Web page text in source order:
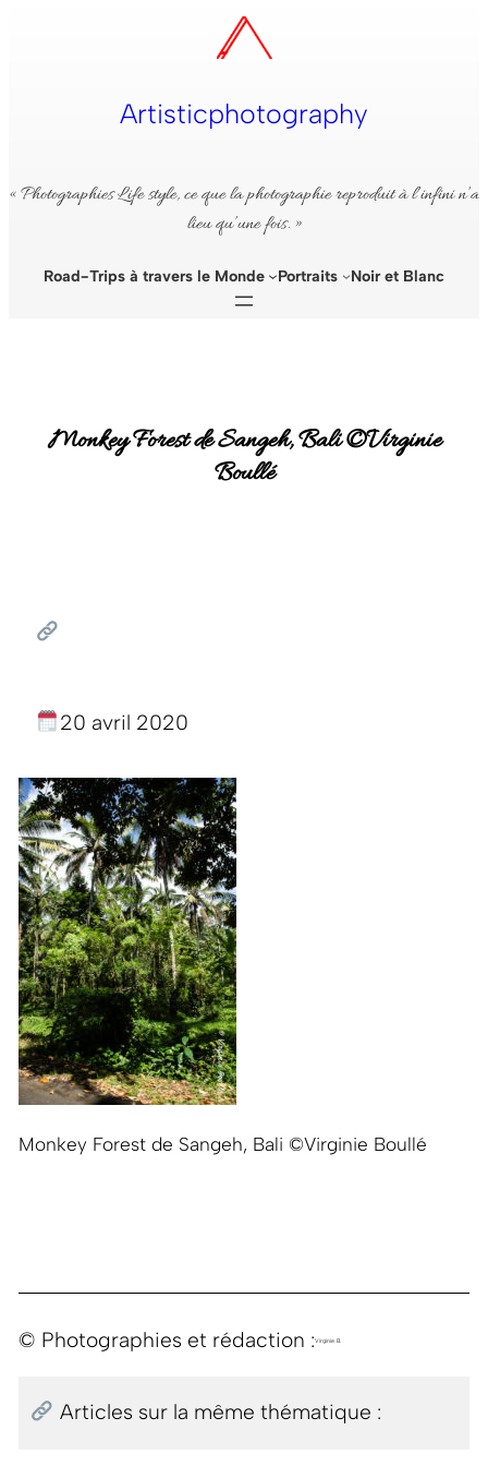
Artisticphotography
« Photographies Life style, ce que la photographie reproduit à l’infini n’a
lieu qu’une fois. »
Road-Trips à travers le Monde Portraits Noir et Blanc
Monkey Forest de Sangeh, Bali ©Virginie
Boullé
20 avril 2020
Monkey Forest de Sangeh, Bali ©Virginie Boullé
© Photographies et rédaction :Virginie B.
Articles sur la même thématique :